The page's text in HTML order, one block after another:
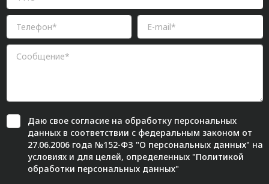
Даю свое согласиена обработку персональных
данных в соответствии с федеральным законом от
27.06.2006 года №152-ФЗ "О персональных данных" на
условиях и для целей, определенных "Политикой
обработки персональных данных"